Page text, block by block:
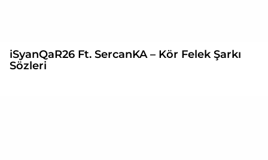
iSyanQaR26 Ft. SercanKA – Kör Felek Şarkı
Sözleri